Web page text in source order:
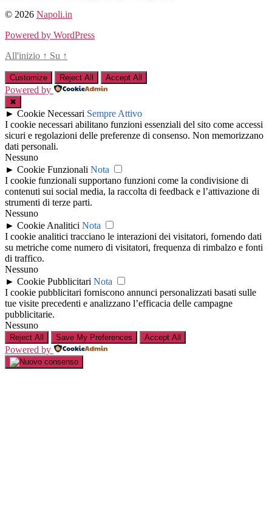
© 2026 Napoli.in
Powered by WordPress
All'inizio ↑ Su ↑
Customize Reject All Accept All
Powered by
✖
► Cookie Necessari Sempre Attivo
I cookie necessari abilitano funzioni essenziali del sito come accessi
sicuri e regolazioni delle preferenze di consenso. Non memorizzano
dati personali.
Nessuno
► Cookie Funzionali Nota
I cookie funzionali supportano funzioni come la condivisione di
contenuti sui social media, la raccolta di feedback e l’attivazione di
strumenti di terze parti.
Nessuno
► Cookie Analitici Nota
I cookie analitici tracciano le interazioni dei visitatori, fornendo dati
su metriche come numero di visitatori, frequenza di rimbalzo e fonti
di traffico.
Nessuno
► Cookie Pubblicitari Nota
I cookie pubblicitari forniscono annunci personalizzati basati sulle
tue visite precedenti e analizzano l’efficacia delle campagne
pubblicitarie.
Nessuno
Reject All Save My Preferences Accept All
Powered by